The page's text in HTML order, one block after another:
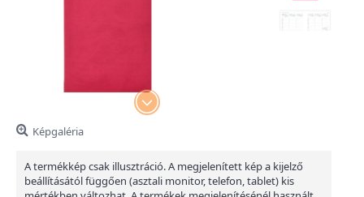
Képgaléria
A termékkép csak illusztráció. A megjelenített kép a kijelző
beállításától függően (asztali monitor, telefon, tablet) kis